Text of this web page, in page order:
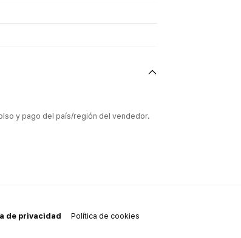
y pago del país/región del vendedor.
de privacidad
Política de cookies